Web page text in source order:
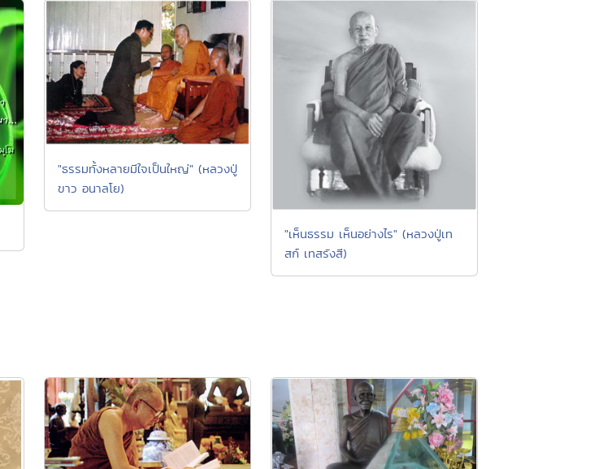
"ธรรมทั้งหลายมีใจเป็นใหญ่" (หลวงปู่
ขาว อนาลโย)
"เห็นธรรม เห็นอย่างไร" (หลวงปู่เท
สก์ เทสรังสี)